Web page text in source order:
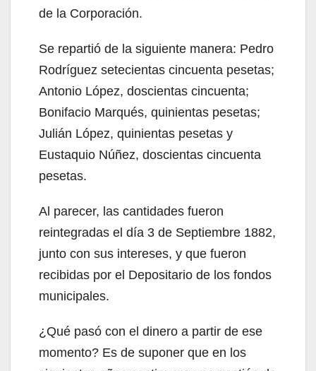
de la Corporación.
Se repartió de la siguiente manera: Pedro
Rodríguez setecientas cincuenta pesetas;
Antonio López, doscientas cincuenta;
Bonifacio Marqués, quinientas pesetas;
Julián López, quinientas pesetas y
Eustaquio Núñez, doscientas cincuenta
pesetas.
Al parecer, las cantidades fueron
reintegradas el día 3 de Septiembre 1882,
junto con sus intereses, y que fueron
recibidas por el Depositario de los fondos
municipales.
¿Qué pasó con el dinero a partir de ese
momento? Es de suponer que en los